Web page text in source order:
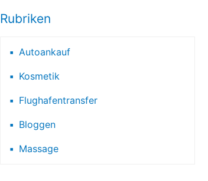
Rubriken
Autoankauf
Kosmetik
Flughafentransfer
Bloggen
Massage